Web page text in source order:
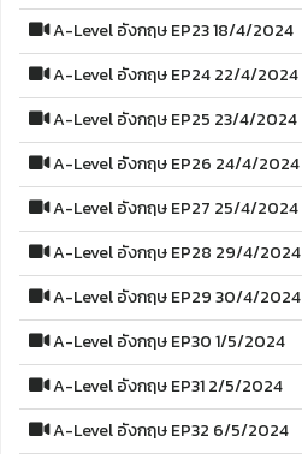
A-Level อังกฤษ EP23 18/4/2024
A-Level อังกฤษ EP24 22/4/2024
A-Level อังกฤษ EP25 23/4/2024
A-Level อังกฤษ EP26 24/4/2024
A-Level อังกฤษ EP27 25/4/2024
A-Level อังกฤษ EP28 29/4/2024
A-Level อังกฤษ EP29 30/4/2024
A-Level อังกฤษ EP30 1/5/2024
A-Level อังกฤษ EP31 2/5/2024
A-Level อังกฤษ EP32 6/5/2024